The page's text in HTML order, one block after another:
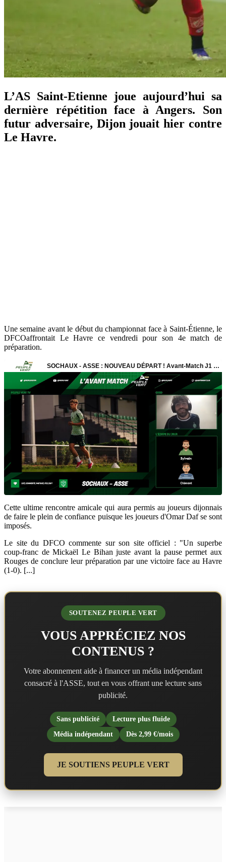
L’AS Saint-Etienne joue aujourd’hui sa
dernière répétition face à Angers. Son
futur adversaire, Dijon jouait hier contre
Le Havre.
Une semaine avant le début du championnat face à Saint-Étienne, le
DFCOaffrontait Le Havre ce vendredi pour son 4e match de
préparation.
Cette ultime rencontre amicale qui aura permis au joueurs dijonnais
de faire le plein de confiance puisque les joueurs d'Omar Daf se sont
imposés.
Le site du DFCO commente sur son site officiel : "Un superbe
coup-franc de Mickaël Le Bihan juste avant la pause permet aux
Rouges de conclure leur préparation par une victoire face au Havre
(1-0). [...]
SOUTENEZ PEUPLE VERT
VOUS APPRÉCIEZ NOS
CONTENUS ?
Votre abonnement aide à financer un média indépendant
consacré à l'ASSE, tout en vous offrant une lecture sans
publicité.
Sans publicité
Lecture plus fluide
Média indépendant
Dès 2,99 €/mois
JE SOUTIENS PEUPLE VERT